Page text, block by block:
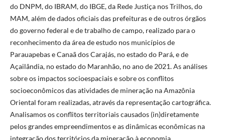
do DNPM, do IBRAM, do IBGE, da Rede Justiça nos Trilhos, do
MAM, além de dados oficiais das prefeituras e de outros órgãos
do governo federal e de trabalho de campo, realizado para o
reconhecimento da área de estudo nos municípios de
Parauapebas e Canaã dos Carajás, no estado do Pará, e de
Açailândia, no estado do Maranhão, no ano de 2021. As análises
sobre os impactos socioespaciais e sobre os conflitos
socioeconômicos das atividades de mineração na Amazônia
Oriental foram realizadas, através da representação cartográfica.
Analisamos os conflitos territoriais causados (in)diretamente
pelos grandes empreendimentos e as dinâmicas econômicas na